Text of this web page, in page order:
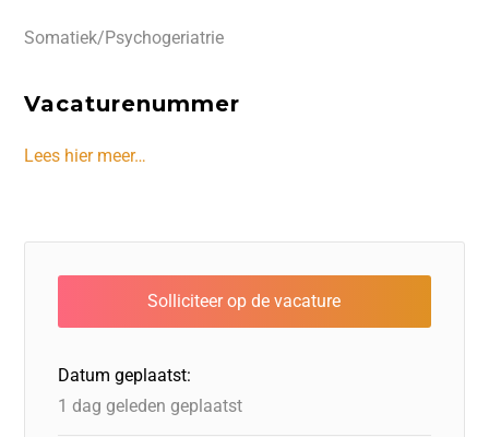
Somatiek/Psychogeriatrie
Vacaturenummer
Lees hier meer…
Datum geplaatst:
1 dag geleden geplaatst